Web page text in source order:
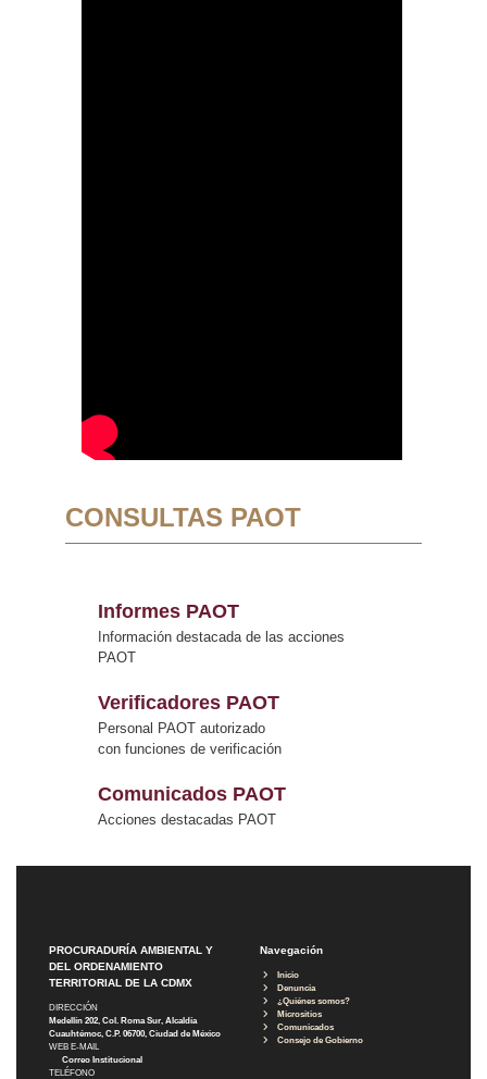
CONSULTAS PAOT
Informes PAOT
Información destacada de las acciones
PAOT
Verificadores PAOT
Personal PAOT autorizado
con funciones de verificación
Comunicados PAOT
Acciones destacadas PAOT
PROCURADURÍA AMBIENTAL Y
DEL ORDENAMIENTO
TERRITORIAL DE LA CDMX
DIRECCIÓN
Medellín 202, Col. Roma Sur, Alcaldía
Cuauhtémoc, C.P. 06700, Ciudad de México
WEB E-MAIL
Correo Institucional
TELÉFONO
Navegación
Inicio
Denuncia
¿Quiénes somos?
Micrositios
Comunicados
Consejo de Gobierno